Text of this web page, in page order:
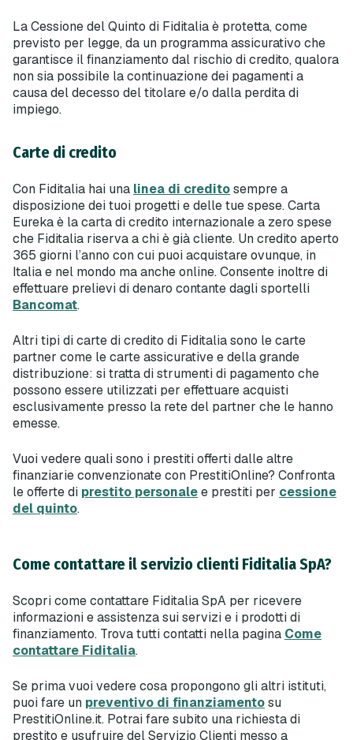
La Cessione del Quinto di Fiditalia è protetta, come
previsto per legge, da un programma assicurativo che
garantisce il finanziamento dal rischio di credito, qualora
non sia possibile la continuazione dei pagamenti a
causa del decesso del titolare e/o dalla perdita di
impiego.
Carte di credito
Con Fiditalia hai una linea di creditosempre a
disposizione dei tuoi progetti e delle tue spese. Carta
Eureka è la carta di credito internazionale a zero spese
che Fiditalia riserva a chi è già cliente. Un credito aperto
365 giorni l’anno con cui puoi acquistare ovunque, in
Italia e nel mondo ma anche online. Consente inoltre di
effettuare prelievi di denaro contante dagli sportelli
Bancomat.
Altri tipi di carte di credito di Fiditalia sono le carte
partner come le carte assicurative e della grande
distribuzione: si tratta di strumenti di pagamento che
possono essere utilizzati per effettuare acquisti
esclusivamente presso la rete del partner che le hanno
emesse.
Vuoi vedere quali sono i prestiti offerti dalle altre
finanziarie convenzionate con PrestitiOnline? Confronta
le offerte di prestito personalee prestiti per cessione
del quinto.
Come contattare il servizio clienti Fiditalia SpA?
Scopri come contattare Fiditalia SpA per ricevere
informazioni e assistenza sui servizi e i prodotti di
finanziamento. Trova tutti contatti nella pagina Come
contattare Fiditalia.
Se prima vuoi vedere cosa propongono gli altri istituti,
puoi fare un preventivo di finanziamentosu
PrestitiOnline.it. Potrai fare subito una richiesta di
prestito e usufruire del Servizio Clienti messo a